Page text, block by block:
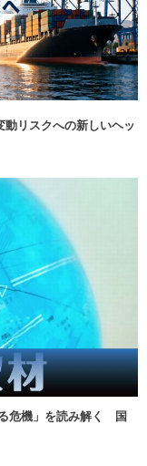
リスクへの新しいヘッ
危機」を読み解く 国